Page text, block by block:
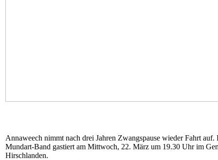
Annaweech nimmt nach drei Jahren Zwangspause wieder Fahrt
Mundart-Band gastiert am Mittwoch, 22. März um 19.30 Uhr im
Hirschlanden.